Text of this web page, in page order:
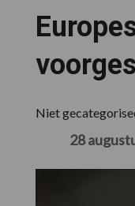
Niet
28